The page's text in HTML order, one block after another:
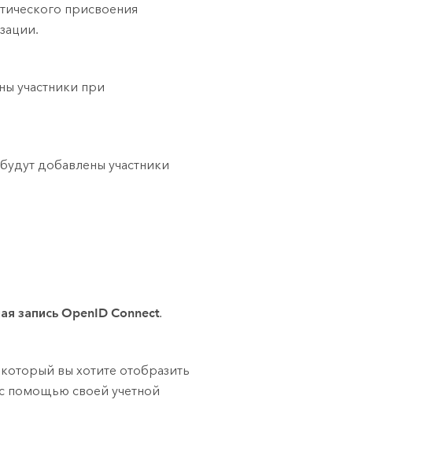
присвоения
участники при
добавлены участники
запись OpenID Connect.
вы хотите отобразить
помощью своей учетной